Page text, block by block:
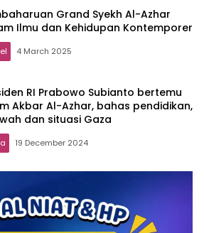
Grand Syekh Al-Azhar
Ilmu dan Kehidupan Kontemporer
4 March 2025
RI Prabowo Subianto bertemu
Akbar Al-Azhar, bahas pendidikan,
dan situasi Gaza
19 December 2024